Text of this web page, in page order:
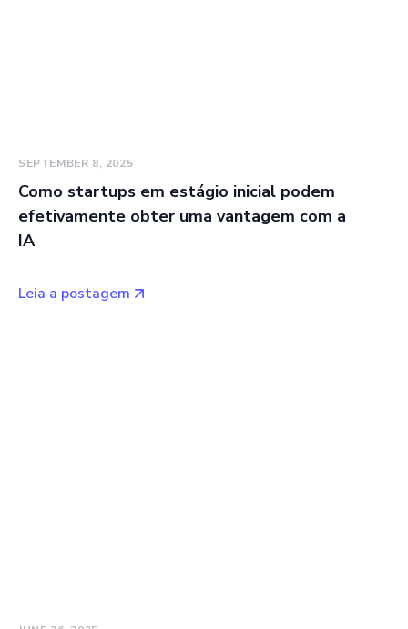
SEPTEMBER 8, 2025
Como startups em estágio inicial podem
efetivamente obter uma vantagem com a
IA
Leia a postagem